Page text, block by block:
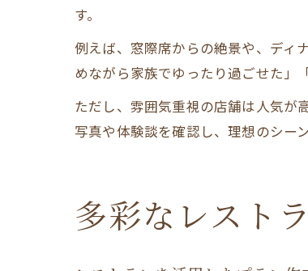
す。
例えば、窓際席からの絶景や、ディ
めながら家族でゆったり過ごせた」
ただし、雰囲気重視の店舗は人気が
写真や体験談を確認し、理想のシー
多彩なレスト